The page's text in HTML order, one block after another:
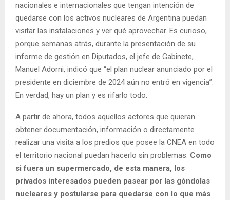
nacionales e internacionales que tengan intención de
quedarse con los activos nucleares de Argentina puedan
visitar las instalaciones y ver qué aprovechar. Es curioso,
porque semanas atrás, durante la presentación de su
informe de gestión en Diputados, el jefe de Gabinete,
Manuel Adorni, indicó que “el plan nuclear anunciado por el
presidente en diciembre de 2024 aún no entró en vigencia”.
En verdad, hay un plan y es rifarlo todo.
A partir de ahora, todos aquellos actores que quieran
obtener documentación, información o directamente
realizar una visita a los predios que posee la CNEA en todo
el territorio nacional puedan hacerlo sin problemas. Como
si fuera un supermercado, de esta manera, los
privados interesados pueden pasear por las góndolas
nucleares y postularse para quedarse con lo que más